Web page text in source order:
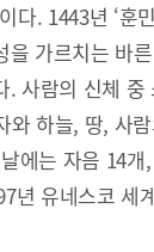
다. 1443년 ‘훈
을 가르치는 바
사람의 신체
하늘, 땅, 사
에는 자음 14
년 유네스코 세